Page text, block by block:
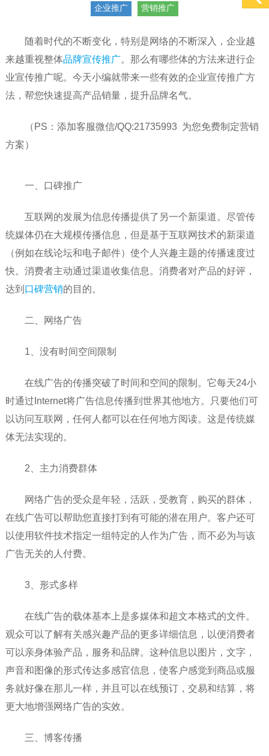
企业推广
营销推广
随着时代的不断变化，特别是网络的不断深入，企业越
来越重视整体品牌宣传推广。那么有哪些体的方法来进行企
业宣传推广呢。今天小编就带来一些有效的企业宣传推广方
法，帮您快速提高产品销量，提升品牌名气。
（PS：添加客服微信/QQ:21735993 为您免费制定营销
方案）
一、口碑推广
互联网的发展为信息传播提供了另一个新渠道。尽管传
统媒体仍在大规模传播信息，但是基于互联网技术的新渠道
（例如在线论坛和电子邮件）使个人兴趣主题的传播速度过
快。消费者主动通过渠道收集信息。消费者对产品的好评，
达到 口碑营销的目的。
二、网络广告
1、没有时间空间限制
在线广告的传播突破了时间和空间的限制。它每天24小
时通过Internet将广告信息传播到世界其他地方。只要他们可
以访问互联网，任何人都可以在任何地方阅读。这是传统媒
体无法实现的。
2、主力消费群体
网络广告的受众是年轻，活跃，受教育，购买的群体，
在线广告可以帮助您直接打到有可能的潜在用户。客户还可
以使用软件技术指定一组特定的人作为广告，而不必为与该
广告无关的人付费。
3、形式多样
在线广告的载体基本上是多媒体和超文本格式的文件。
观众可以了解有关感兴趣产品的更多详细信息，以便消费者
可以亲身体验产品，服务和品牌。这种信息以图片，文字，
声音和图像的形式传达多感官信息，使客户感觉到商品或服
务就好像在那儿一样，并且可以在线预订，交易和结算，将
更大地增强网络广告的实效。
三、博客传播